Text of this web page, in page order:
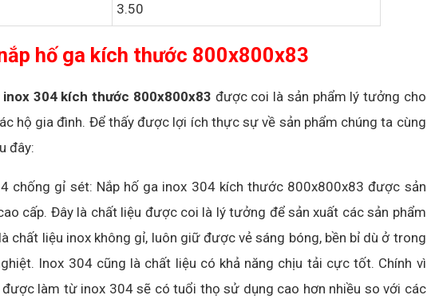
3.50
hố ga kích thước 800x800x83
inox 304 kích thước 800x800x83 được coi là sản phẩm lý tưởng cho
hộ gia đình. Để thấy được lợi ích thực sự về sản phẩm chúng ta cùng
đây:
chống gỉ sét: Nắp hố ga inox 304 kích thước 800x800x83 được sản
cấp. Đây là chất liệu được coi là lý tưởng để sản xuất các sản phẩm
chất liệu inox không gỉ, luôn giữ được vẻ sáng bóng, bền bỉ dù ở trong
Inox 304 cũng là chất liệu có khả năng chịu tải cực tốt. Chính vì
được làm từ inox 304 sẽ có tuổi thọ sử dụng cao hơn nhiều so với các